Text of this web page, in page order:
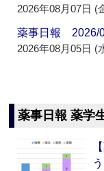
2026年08月07日 (
薬事日報 2026/
2026年08月05日 (
薬事日報 薬学
う